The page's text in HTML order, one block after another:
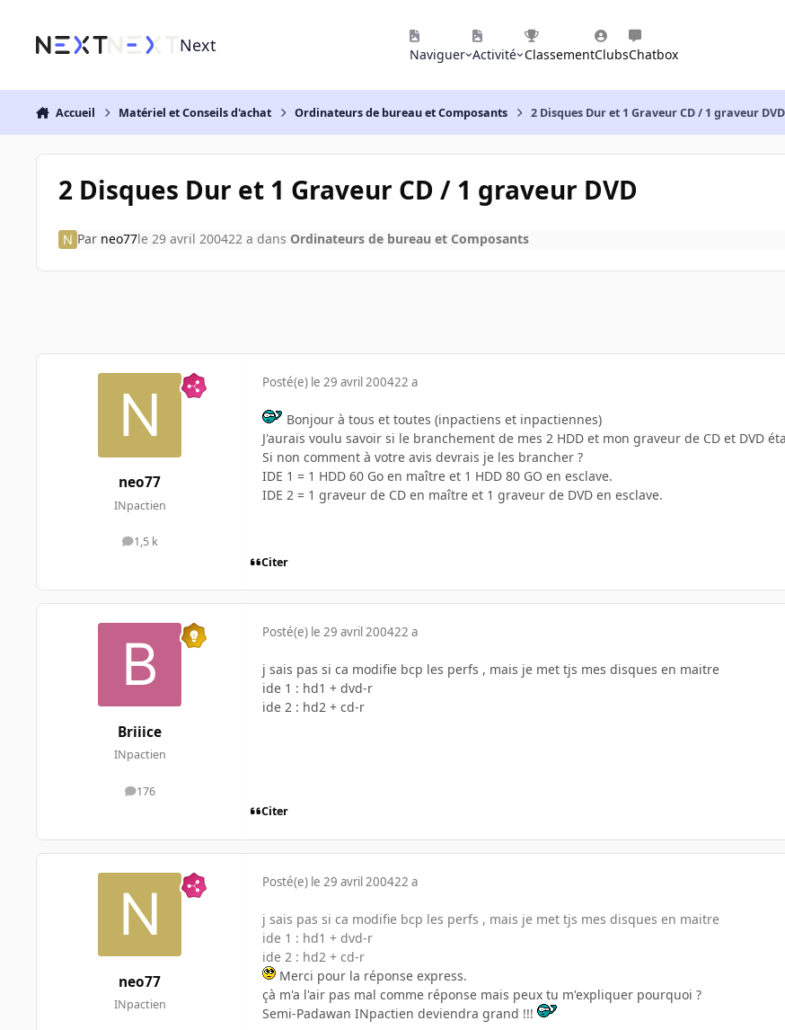
Next Naviguer Activité ClassementClubsChatbox
Accueil Matériel et Conseils d'achat Ordinateurs de bureau et Composants 2 Disques Dur et 1 Graveur CD / 1 graveur DVD
2 Disques Dur et 1 Graveur CD / 1 graveur DVD
Par neo77le 29 avril 200422 a dans Ordinateurs de bureau et Composants
neo77
INpactien
1,5 k
messages
Posté(e) le 29 avril 200422 a
Bonjour à tous et toutes (inpactiens et inpactiennes)
J'aurais voulu savoir si le branchement de mes 2 HDD et mon graveur de CD et DVD
Si non comment à votre avis devrais je les brancher ?
IDE 1 = 1 HDD 60 Go en maître et 1 HDD 80 GO en esclave.
IDE 2 = 1 graveur de CD en maître et 1 graveur de DVD en esclave.
Citer
Briiice
INpactien
176
messages
Posté(e) le 29 avril 200422 a
j sais pas si ca modifie bcp les perfs , mais je met tjs mes disques en maitre
ide 1 : hd1 + dvd-r
ide 2 : hd2 + cd-r
Citer
neo77
INpactien
Posté(e) le 29 avril 200422 a
j sais pas si ca modifie bcp les perfs , mais je met tjs mes disques en maitre
ide 1 : hd1 + dvd-r
ide 2 : hd2 + cd-r
Merci pour la réponse express.
çà m'a l'air pas mal comme réponse mais peux tu m'expliquer pourquoi ?
Semi-Padawan INpactien deviendra grand !!!